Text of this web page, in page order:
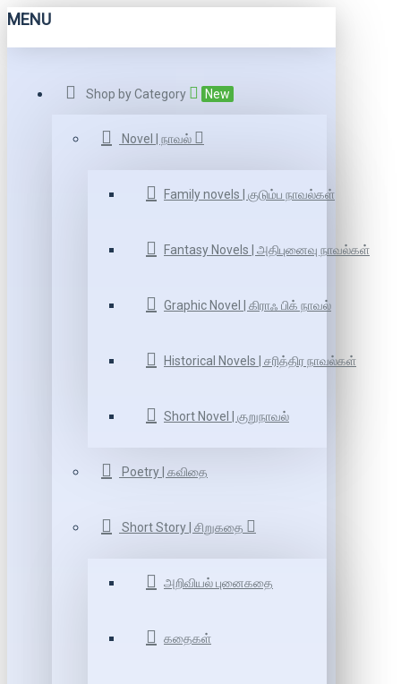
MENU
Shop by Category New
Novel | நாவல்
Family novels | குடும்ப நாவல்கள்
Fantasy Novels | அதிபுனைவு நாவல்கள்
Graphic Novel | கிராஃ பிக் நாவல்
Historical Novels | சரித்திர நாவல்கள்
Short Novel | குறுநாவல்
Poetry | கவிதை
Short Story | சிறுகதை
அறிவியல் புனைகதை
கதைகள்